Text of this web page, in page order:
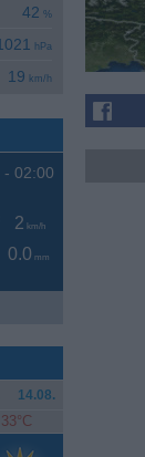
42 %
hPa
19 km/h
- 02:00
2 km/h
0.0 mm
14.08.
33°C